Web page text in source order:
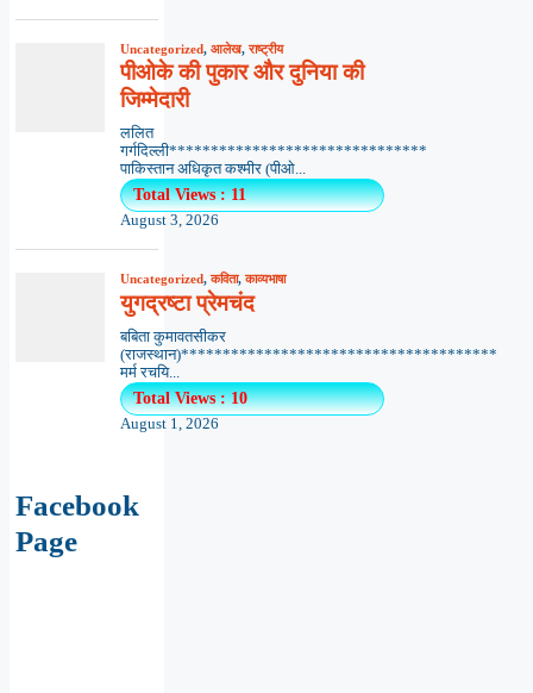
Uncategorized, आलेख,राष्ट्रीय
पीओके की पुकार और दुनिया की
जिम्मेदारी
ललित
गर्गदिल्ली*******************************
पाकिस्तान अधिकृत कश्मीर (पीओ...
Total Views : 11
August 3, 2026
Uncategorized,कविता,काव्यभाषा
युगद्रष्टा प्रेमचंद
बबिता कुमावतसीकर
(राजस्थान)**************************************
मर्म रचयि...
Total Views : 10
August 1, 2026
Facebook
Page